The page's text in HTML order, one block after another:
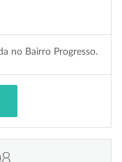
no Bairro Progresso.